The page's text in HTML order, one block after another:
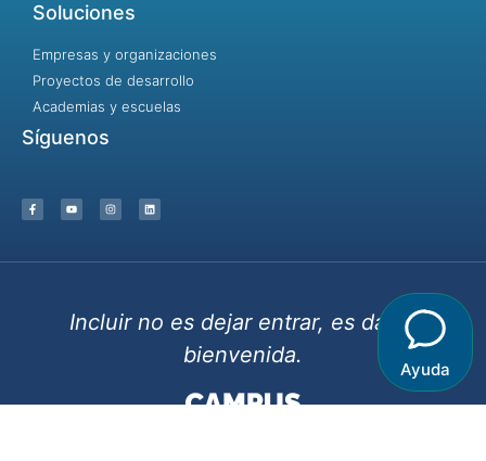
Soluciones
Empresas y organizaciones
Proyectos de desarrollo
Academias y escuelas
Síguenos
Incluir no es dejar entrar, es dar la
bienvenida.
Ayuda